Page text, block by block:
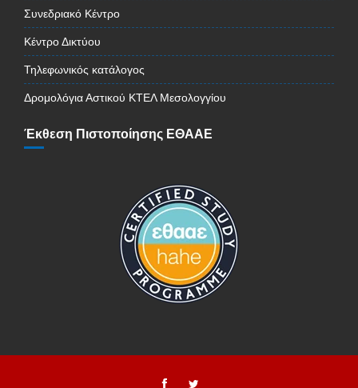
Συνεδριακό Κέντρο
Κέντρο Δικτύου
Τηλεφωνικός κατάλογος
Δρομολόγια Αστικού ΚΤΕΛ Μεσολογγίου
Έκθεση Πιστοποίησης ΕΘΑΑΕ